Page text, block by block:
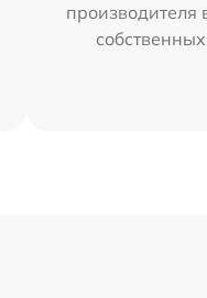
производителя